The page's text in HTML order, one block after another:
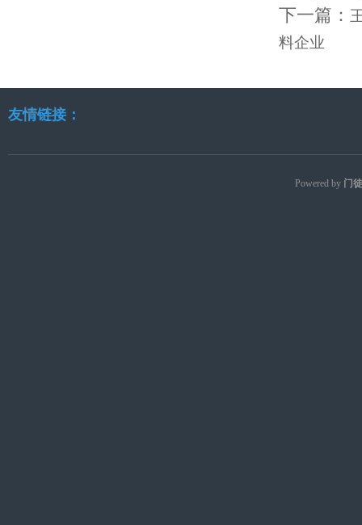
下一篇：
料企业
友情链接：
Powered by 门